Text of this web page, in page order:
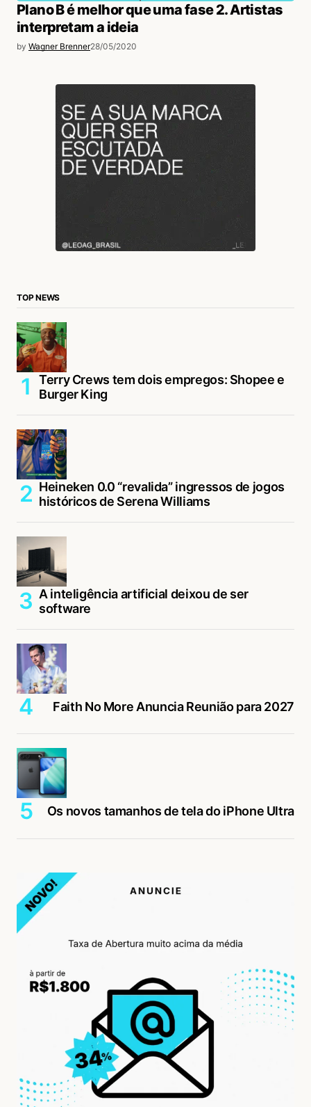
Plano B é melhor que uma fase 2. Artistas
interpretam a ideia
by Wagner Brenner28/05/2020
TOP NEWS
Terry Crews tem dois empregos: Shopee e
Burger King
Heineken 0.0 “revalida” ingressos de jogos
históricos de Serena Williams
A inteligência artificial deixou de ser
software
Faith No More Anuncia Reunião para 2027
Os novos tamanhos de tela do iPhone Ultra